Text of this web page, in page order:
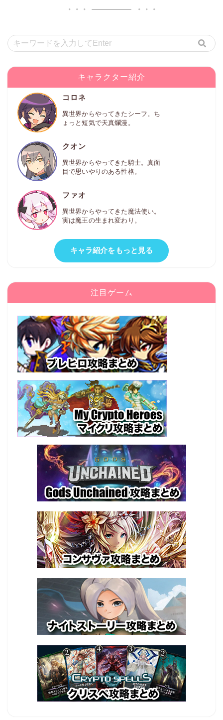
キャラクター紹介
コロネ
異世界からやってきたシーフ。ち
ょっと短気で天真爛漫。
クオン
異世界からやってきた騎士。真面
目で思いやりのある性格。
ファオ
異世界からやってきた魔法使い。
実は魔王の生まれ変わり。
キャラ紹介をもっと見る
注目ゲーム